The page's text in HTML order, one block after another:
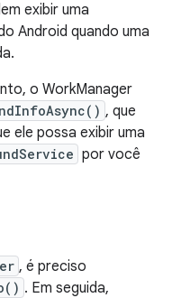
exibir uma
Android quando uma
o WorkManager
, que
ele possa exibir uma
por você
, é preciso
. Em seguida,